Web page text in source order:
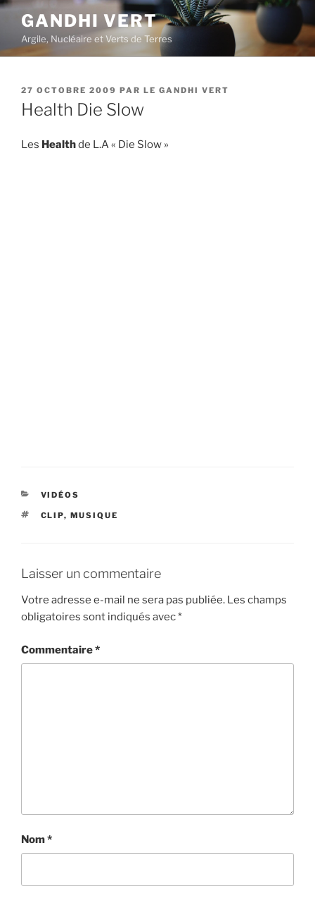
Aller
contenu
principal
GANDHI VERT
Argile, Nucléaire et Verts de Terres
PUBLIÉ
LE
27 OCTOBRE 2009 PAR LE GANDHI VERT
Health Die Slow
Les Healthde L.A « Die Slow »
CATÉGORIES
VIDÉOS
ÉTIQUETTES
CLIP, MUSIQUE
Laisser un commentaire
Votre adresse e-mail ne sera pas publiée. Les champs
obligatoires sont indiqués avec*
Commentaire*
Nom*